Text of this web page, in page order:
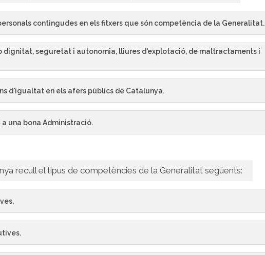
contingudes en els fitxers que són competència de la Generalitat.
dignitat, seguretat i autonomia, lliures d'explotació, de maltractaments i
d'igualtat en els afers públics de Catalunya.
una bona Administració.
recull el tipus de competències de la Generalitat següents: